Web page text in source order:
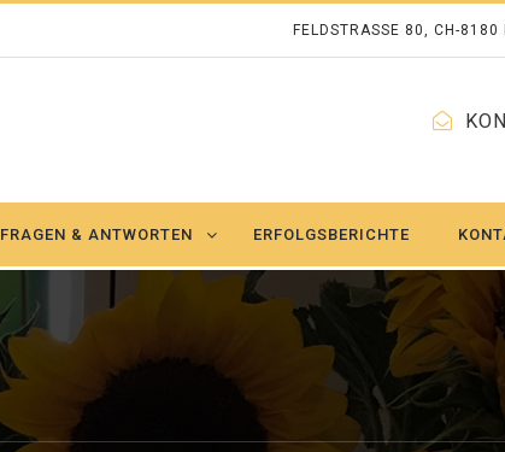
FELDSTRASSE 80, CH-8180
FRAGEN & ANTWORTEN ERFOLGSBERICHTE